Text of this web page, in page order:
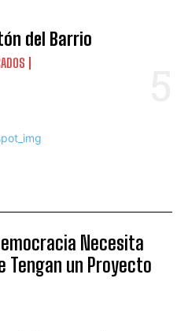
del Barrio
Necesita
Tengan un Proyecto